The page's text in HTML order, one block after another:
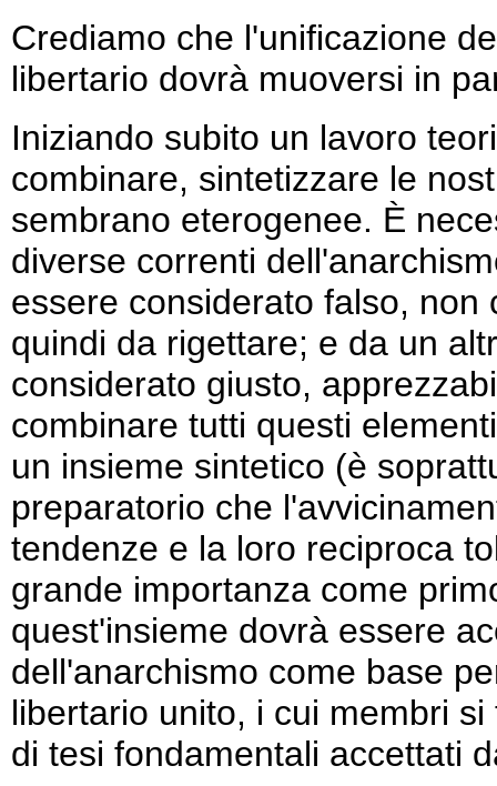
Crediamo che l'unificazione
libertario dovrà muoversi in
Iniziando subito un lavoro
combinare, sintetizzare le
sembrano eterogenee. È
diverse correnti
essere considerato falso,
quindi da rigettare; e da un
considerato giusto,
combinare tutti questi
un insieme sintetico (è
preparatorio che
tendenze e la loro reciproca
grande importanza come
quest'insieme dovrà essere
dell'anarchismo come base
libertario unito, i cui membri
di tesi fondamentali accettati